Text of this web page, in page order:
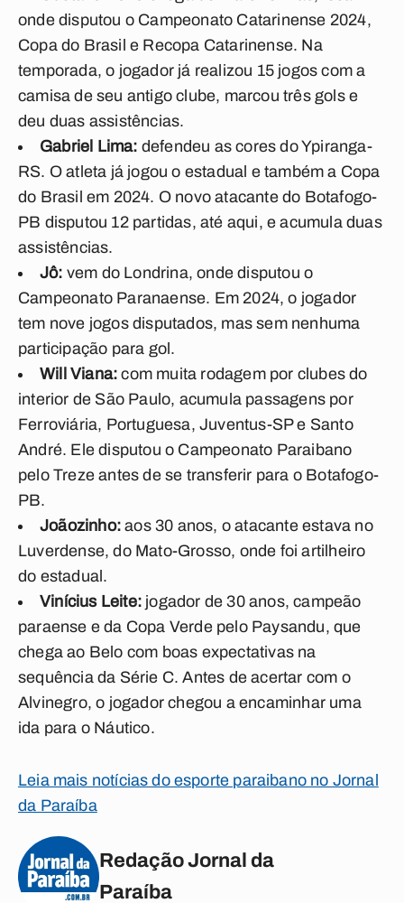
onde disputou o Campeonato Catarinense 2024,
Copa do Brasil e Recopa Catarinense. Na
temporada, o jogador já realizou 15 jogos com a
camisa de seu antigo clube, marcou três gols e
deu duas assistências.
Gabriel Lima: defendeu as cores do Ypiranga-
RS. O atleta já jogou o estadual e também a Copa
do Brasil em 2024. O novo atacante do Botafogo-
PB disputou 12 partidas, até aqui, e acumula duas
assistências.
Jô: vem do Londrina, onde disputou o
Campeonato Paranaense. Em 2024, o jogador
tem nove jogos disputados, mas sem nenhuma
participação para gol.
Will Viana: com muita rodagem por clubes do
interior de São Paulo, acumula passagens por
Ferroviária, Portuguesa, Juventus-SP e Santo
André. Ele disputou o Campeonato Paraibano
pelo Treze antes de se transferir para o Botafogo-
PB.
Joãozinho: aos 30 anos, o atacante estava no
Luverdense, do Mato-Grosso, onde foi artilheiro
do estadual.
Vinícius Leite: jogador de 30 anos, campeão
paraense e da Copa Verde pelo Paysandu, que
chega ao Belo com boas expectativas na
sequência da Série C. Antes de acertar com o
Alvinegro, o jogador chegou a encaminhar uma
ida para o Náutico.
Leia mais notícias do esporte paraibano no Jornal
da Paraíba
Redação Jornal da
Paraíba